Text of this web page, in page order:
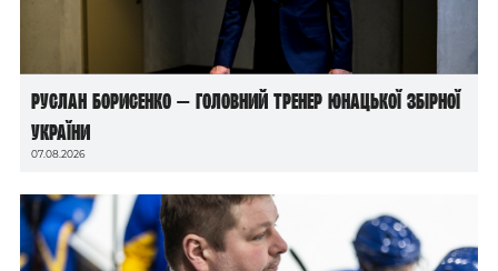
Руслан Борисенко — головний тренер юнацької збірної
України
07.08.2026